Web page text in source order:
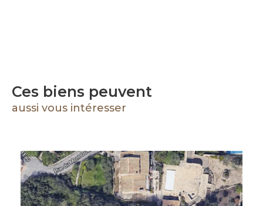
Ces biens peuvent
aussi vous intéresser